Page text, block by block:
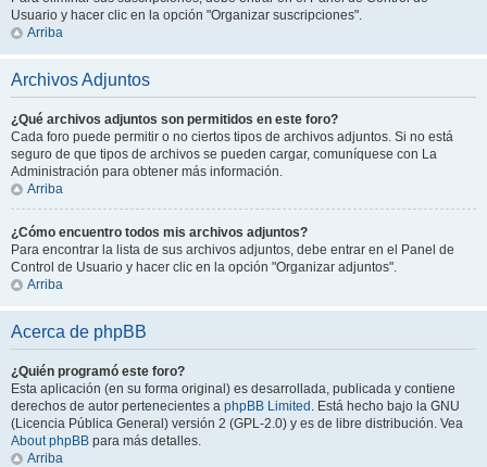
Usuario y hacer clic en la opción "Organizar suscripciones".
Arriba
Archivos Adjuntos
¿Qué archivos adjuntos son permitidos en este foro?
Cada foro puede permitir o no ciertos tipos de archivos adjuntos. Si no está
seguro de que tipos de archivos se pueden cargar, comuníquese con La
Administración para obtener más información.
Arriba
¿Cómo encuentro todos mis archivos adjuntos?
Para encontrar la lista de sus archivos adjuntos, debe entrar en el Panel de
Control de Usuario y hacer clic en la opción "Organizar adjuntos".
Arriba
Acerca de phpBB
¿Quién programó este foro?
Esta aplicación (en su forma original) es desarrollada, publicada y contiene
derechos de autor pertenecientes a phpBB Limited. Está hecho bajo la GNU
(Licencia Pública General) versión 2 (GPL-2.0) y es de libre distribución. Vea
About phpBB para más detalles.
Arriba